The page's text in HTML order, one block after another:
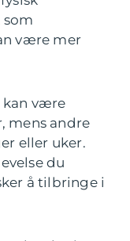
som
være mer
kan være
mens andre
eller uker.
du
å tilbringe i